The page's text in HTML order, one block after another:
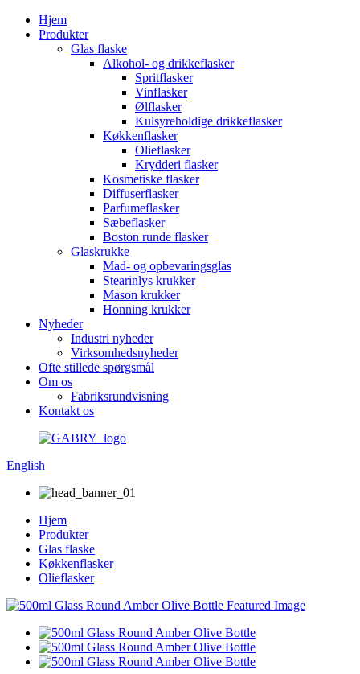
Hjem
Produkter
Glas flaske
Alkohol- og drikkeflasker
Spritflasker
Vinflasker
Ølflasker
Kulsyreholdige drikkeflasker
Køkkenflasker
Olieflasker
Krydderi flasker
Kosmetiske flasker
Diffuserflasker
Parfumeflasker
Sæbeflasker
Boston runde flasker
Glaskrukke
Mad- og opbevaringsglas
Stearinlys krukker
Mason krukker
Honning krukker
Nyheder
Industri nyheder
Virksomhedsnyheder
Ofte stillede spørgsmål
Om os
Fabriksrundvisning
Kontakt os
English
Hjem
Produkter
Glas flaske
Køkkenflasker
Olieflasker